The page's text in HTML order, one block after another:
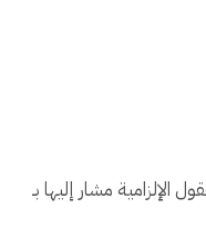
الإلزامية مشار إليها بـ